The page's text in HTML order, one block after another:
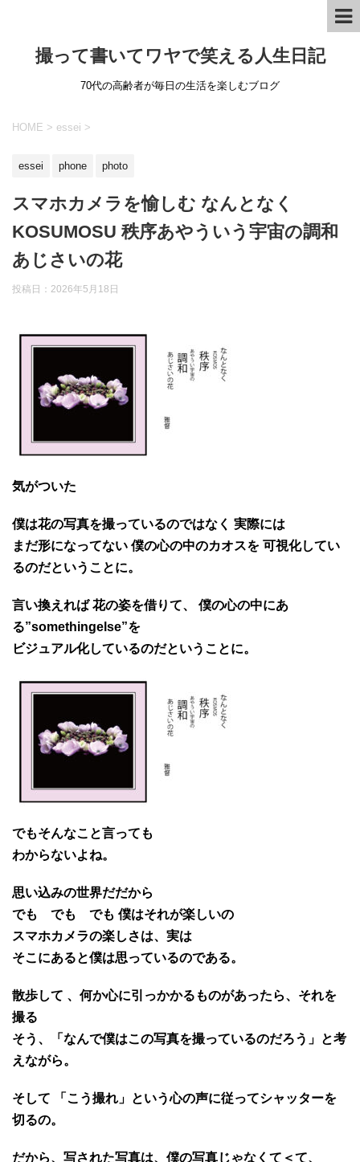
撮って書いてワヤで笑える人生日記
70代の高齢者が毎日の生活を楽しむブログ
HOME > essei >
essei phone photo
スマホカメラを愉しむ なんとなく
KOSUMOSU 秩序あやういう宇宙の調和
あじさいの花
投稿日： 2026年5月18日
気がついた
僕は花の写真を撮っているのではなく 実際には
まだ形になってない 僕の心の中のカオスを 可視化してい
るのだということに。
言い換えれば 花の姿を借りて、 僕の心の中にあ
る”somethingelse”を
ビジュアル化しているのだということに。
でもそんなこと言っても
わからないよね。
思い込みの世界だだから
でも でも でも 僕はそれが楽しいの
スマホカメラの楽しさは、実は
そこにあると僕は思っているのである。
散歩して 、何か心に引っかかるものがあったら、それを
撮る
そう、「なんで僕はこの写真を撮っているのだろう」と考
えながら。
そして 「こう撮れ」という心の声に従ってシャッターを
切るの。
だから、写された写真は、僕の写真じゃなくて＜て、